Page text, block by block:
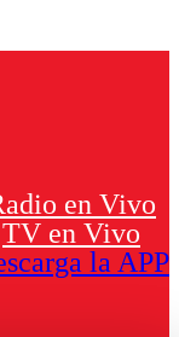
en Vivo
TV en Vivo
la APP